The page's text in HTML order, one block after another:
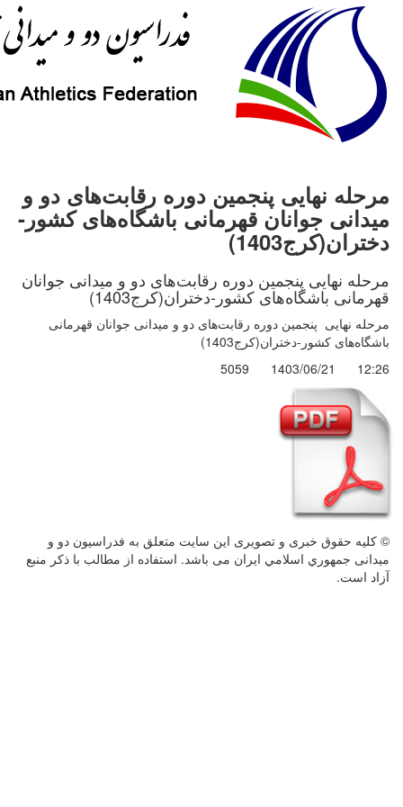
مرحله نهایی پنجمین دوره رقابت‌های دو و
میدانی جوانان قهرمانی باشگاه‌های کشور-
دختران(کرج1403)
مرحله نهایی پنجمین دوره رقابت‌های دو و میدانی جوانان
قهرمانی باشگاه‌های کشور-دختران(کرج1403)
مرحله نهایی پنجمین دوره رقابت‌های دو و میدانی جوانان قهرمانی
باشگاه‌های کشور-دختران(کرج1403)
12:26
1403/06/21
5059
© کليه حقوق خبری و تصويری اين سايت متعلق به فدراسيون دو و
میدانی جمهوري اسلامي ايران می باشد. استفاده از مطالب با ذكر منبع
آزاد است.